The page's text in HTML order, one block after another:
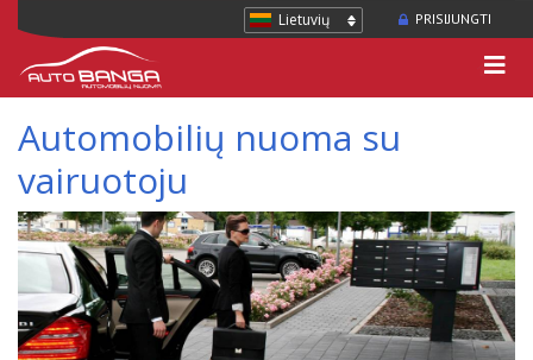
PRISIJUNGTI
Lietuvių
Automobilių nuoma su
vairuotoju